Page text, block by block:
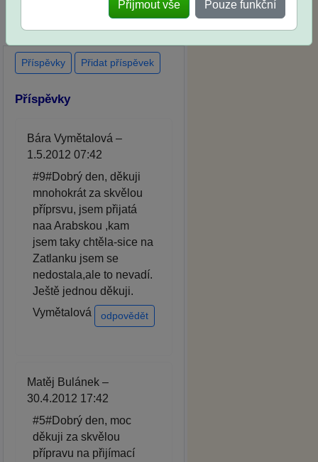
po skutečných přijímacích
zkouškách
Přijmout vše Pouze funkční
Příspěvky Přidat příspěvek
Příspěvky
Bára Vymětalová –
1.5.2012 07:42
#9#Dobrý den, děkuji
mnohokrát za skvělou
příprsvu, jsem přijatá
naa Arabskou ,kam
jsem taky chtěla-sice na
Zatlanku jsem se
nedostala,ale to nevadí.
Ještě jednou děkuji.
Vymětalová
odpovědět
Matěj Bulánek –
30.4.2012 17:42
#5#Dobrý den, moc
děkuji za skvělou
přípravu na přijímací